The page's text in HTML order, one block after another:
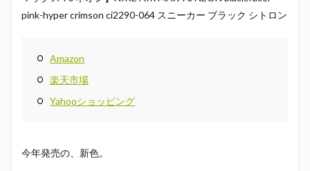
pink-hyper crimson ci2290-064 スニーカー ブラック シトロン
Amazon
楽天市場
Yahooショッピング
今年発売の、新色。